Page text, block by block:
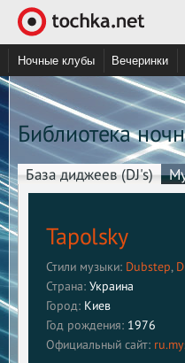
Ночные клубы Вечеринки
Библиотека
База диджеев (DJ's)
Tapolsky
Стили музыки: Dubstep,
Страна: Украина
Город: Киев
Год рождения: 1976
Официальный сайт: